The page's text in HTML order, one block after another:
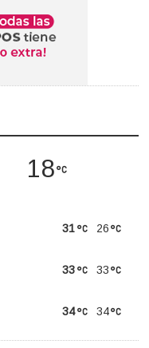
18
26
31
33
33
34
34